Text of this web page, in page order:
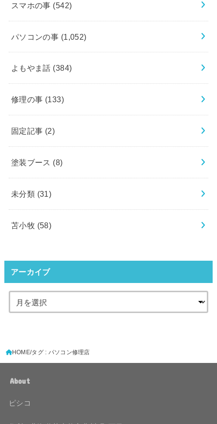
スマホの事 (542)
パソコンの事 (1,052)
よもやま話 (384)
修理の事 (133)
固定記事 (2)
塗装ブース (8)
未分類 (31)
苫小牧 (58)
アーカイブ
HOME タグ : パソコン修理店
About
ピシコ